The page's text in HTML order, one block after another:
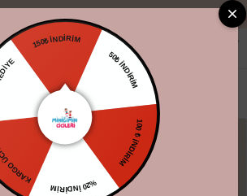
"Aynı gün
150₺ İNDİRİM
50₺ İNDİRİM
100 ₺ İNDİRİM
%20 İNDİRİM